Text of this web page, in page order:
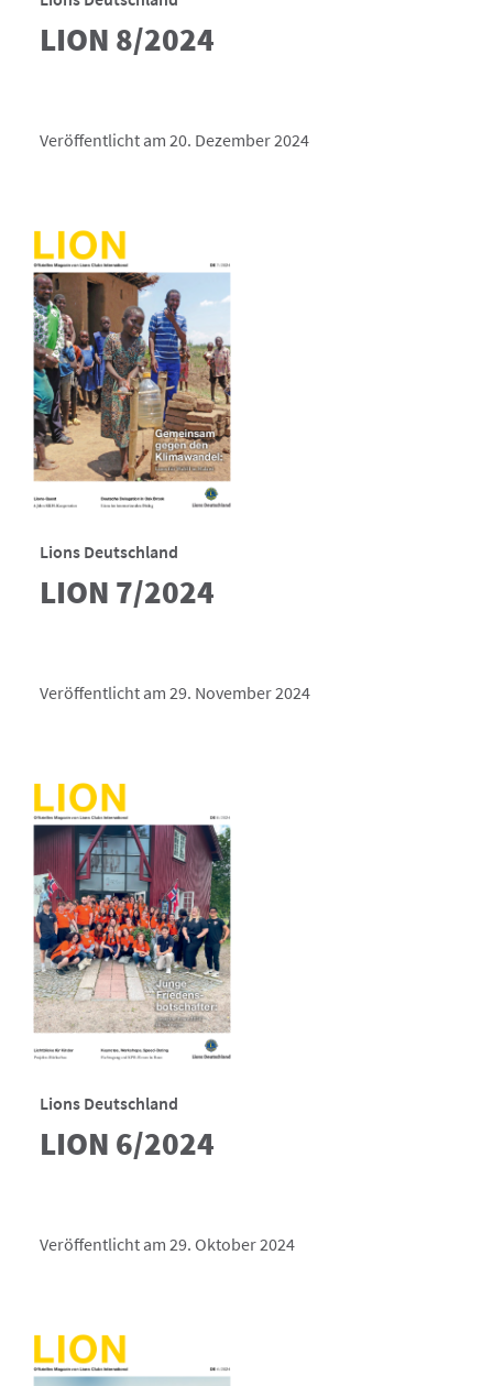
LION 8/2024
Veröffentlicht am 20. Dezember 2024
Lions Deutschland
LION 7/2024
Veröffentlicht am 29. November 2024
Lions Deutschland
LION 6/2024
Veröffentlicht am 29. Oktober 2024